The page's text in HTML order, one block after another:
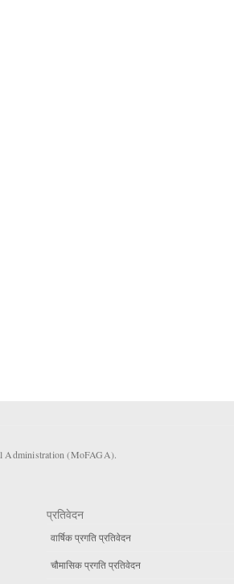
Administration (MoFAGA).
प्रतिवेदन
वार्षिक प्रगति प्रतिवेदन
चौमासिक प्रगति प्रतिवेदन